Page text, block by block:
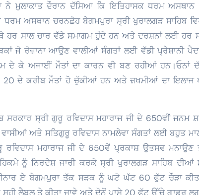
ਨੇ ਮੁਲਾਕਾਤ ਦੌਰਾਨ ਦੱਸਿਆ ਕਿ ਇਤਿਹਾਸਕ ਧਰਮ
ਧਰਮ ਅਸਥਾਨ ਚਰਨਛੋਹ ਬੇਗਮਪੁਰਾ ਸ੍ਰੀ ਖੁਰਾਲਗੜ ਸਾਹਿਬ
ਹਰ ਸਾਲ ਚਾਰ ਵੱਡੇ ਸਮਾਗਮ ਹੁੰਦੇ ਹਨ ਅਤੇ ਦਰਸ਼ਨਾਂ ਲਈ ਹਰ
ਜੋ ਰੋਜ਼ਾਨਾ ਆਉਣ ਵਾਲੀਆਂ ਸੰਗਤਾਂ ਲਈ ਵੱਡੀ ਪ੍ਰੇਸ਼ਾਨੀ
ਦੇ ਕੇ ਅਜਾਈਂ ਮੌਤਾਂ ਦਾ ਕਾਰਨ ਵੀ ਬਣ ਰਹੀਆਂ ਹਨ।ਓਨਾਂ
20 ਦੇ ਕਰੀਬ ਮੌਤਾਂ ਹੋ ਚੁੱਕੀਆਂ ਹਨ ਅਤੇ ਜ਼ਖਮੀਆਂ ਦਾ
ਸਰਕਾਰ ਸ੍ਰੀ ਗੁਰੂ ਰਵਿਦਾਸ ਮਹਾਰਾਜ ਜੀ ਦੇ 650ਵੀਂ ਜਨਮ
ਅਤੇ ਸਤਿਗੁਰੂ ਰਵਿਦਾਸ ਨਾਮਲੇਵਾ ਸੰਗਤਾਂ ਲਈ ਬਹੁਤ
ਰਵਿਦਾਸ ਮਹਾਰਾਜ ਜੀ ਦੇ 650ਵੇਂ ਪ੍ਰਕਾਸ਼ ਉਤਸਵ
ਨੂੰ ਨਿਰਦੇਸ਼ ਜਾਰੀ ਕਰਕੇ ਸ੍ਰੀ ਖੁਰਾਲਗੜ ਸਾਹਿਬ ਦੀਆਂ
ਏ ਬੇਗਮਪੁਰਾ ਤੱਕ ਸੜਕ ਨੂੰ ਘਟੋ ਘੱਟ 60 ਫੁੱਟ ਚੌੜਾ
ਲੈਬਲ ਤੇ ਕੀਤਾ ਜਾਵੇ ਅਤੇ ਦੋਨੋਂ ਪਾਸੇ 20 ਫੁੱਟ ਉੱਚੇ ਗਾਡਰ